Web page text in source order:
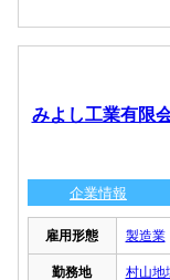
みよし工業有限
企業情報
雇用形態 製造業
勤務地 村山地